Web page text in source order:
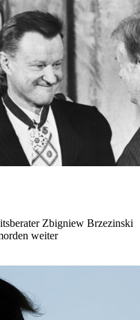
Zbigniew Brzezinski
weiter